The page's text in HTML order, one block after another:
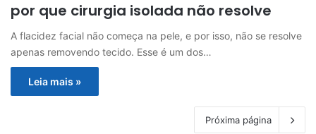
por que cirurgia isolada não resolve
A flacidez facial não começa na pele, e por isso, não se resolve
apenas removendo tecido. Esse é um dos…
Leia mais »
Próxima página